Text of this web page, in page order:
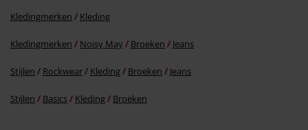
Kledingmerken Kleding
Kledingmerken Noisy May Broeken Jeans
Stijlen Rockwear Kleding Broeken Jeans
Stijlen Basics Kleding Broeken